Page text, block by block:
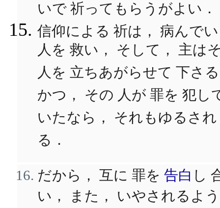
いで 祈ってもらうがよい．
信仰による 祈は， 病んで
人を 救い， そして， 主は
人を 立ちあがらせて 下さ
かつ， その 人が 罪を 犯し
いたなら， それもゆるされ
る．
だから， 互に 罪を 告白 し
い， また， いやされるよ